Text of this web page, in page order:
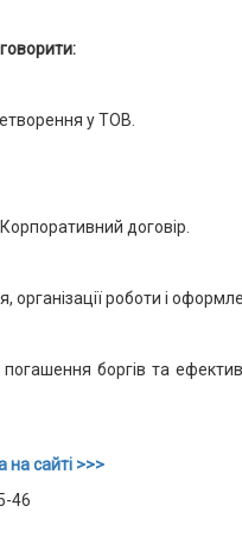
у ТОВ.
договір.
роботи і
боргів та
сайті >>>
46